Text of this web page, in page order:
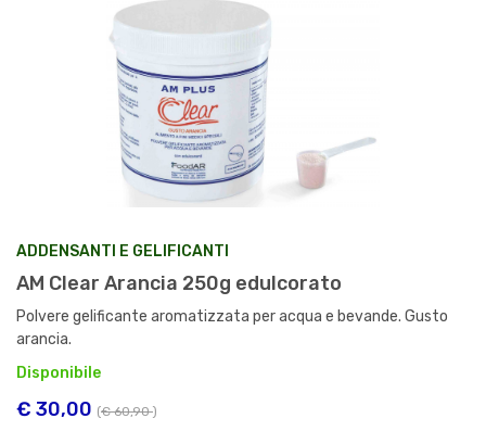
ADDENSANTI E GELIFICANTI
AM Clear Arancia 250g edulcorato
Polvere gelificante aromatizzata per acqua e bevande. Gusto
arancia.
Disponibile
€ 30,00 (€ 60,90)